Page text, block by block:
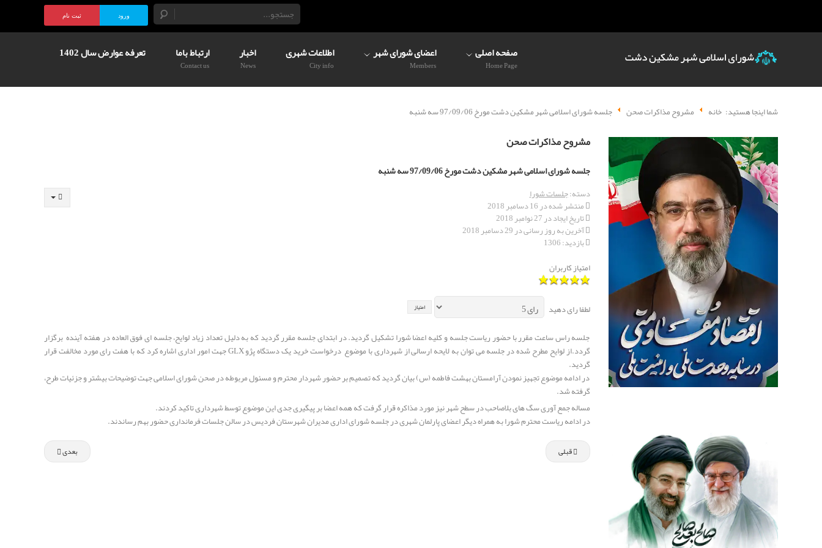
ورود ثبت نام
صفحه اصلی
Home Page
اعضای شورای شهر
Members
اطلاعات شهری
City info
اخبار
News
ارتباط باما
Contact us
تعرفه عوارض سال 1402
شما اینجا هستید: خانه مشروح مذاکرات صحن جلسه شورای اسلامی شهر مشکین دشت مورخ 97/09/06 سه شنبه
مشروح مذاکرات صحن
جلسه شورای اسلامی شهر مشکین دشت مورخ 97/09/06 سه شنبه
دسته:جلسات شورا
منتشر شده در 16 دسامبر 2018
تاریخ ایجاد در 27 نوامبر 2018
آخرین به روز رسانی در 29 دسامبر 2018
بازدید: 1306
امتیاز کاربران
لطفا رای دهید
جلسه راس ساعت مقرر با حضور ریاست جلسه و کلیه اعضا شورا تشکیل گردید. در ابتدای جلسه مقرر گردید که به دلیل تعداد زیاد لوایح، جلسه ای فوق العاده در هفته آینده برگزار
گردد.از لوایح مطرح شده در جلسه می توان به لایحه ارسالی از شهرداری با موضوع درخواست خرید یک دستگاه پژو GLX جهت امور اداری اشاره کرد که با هفت رای مورد مخالفت قرار
گردید.
در ادامه موضوع تجهیز نمودن آرامستان بهشت فاطمه (س) بیان گردید که تصمیم بر حضور شهردار محترم و مسئول مربوطه در صحن شورای اسلامی جهت توضیحات بیشتر و جزئیات طرح،
گرفته شد.
مساله جمع آوری سگ های بلاصاحب در سطح شهر نیز مورد مذاکره قرار گرفت که همه اعضا بر پیگیری جدی این موضوع توسط شهرداری تاکید کردند.
در ادامه ریاست محترم شورا به همراه دیگر اعضای پارلمان شهری در جلسه شورای اداری مدیران شهرستان فردیس در سالن جلسات فرمانداری حضور بهم رساندند.
قبلی بعدی